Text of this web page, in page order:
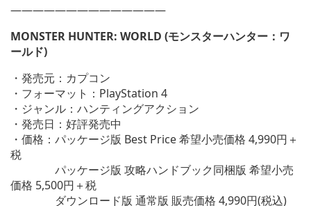
——————————————
MONSTER HUNTER: WORLD (モンスターハンター：ワ
ールド)
・発売元：カプコン
・フォーマット：PlayStation 4
・ジャンル：ハンティングアクション
・発売日：好評発売中
・価格：パッケージ版 Best Price 希望小売価格 4,990円＋
税
パッケージ版 攻略ハンドブック同梱版 希望小売
価格 5,500円＋税
ダウンロード版 通常版 販売価格 4,990円(税込)